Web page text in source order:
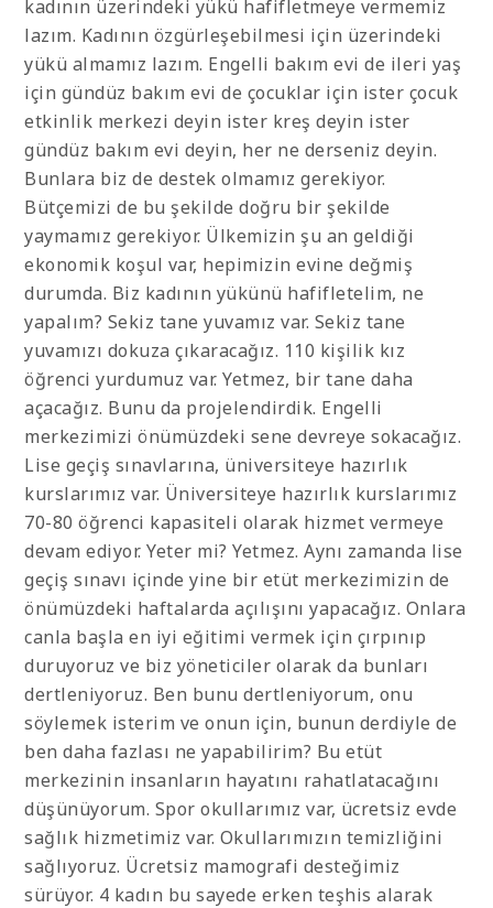
kadının üzerindeki yükü hafifletmeye vermemiz
lazım. Kadının özgürleşebilmesi için üzerindeki
yükü almamız lazım. Engelli bakım evi de ileri yaş
için gündüz bakım evi de çocuklar için ister çocuk
etkinlik merkezi deyin ister kreş deyin ister
gündüz bakım evi deyin, her ne derseniz deyin.
Bunlara biz de destek olmamız gerekiyor.
Bütçemizi de bu şekilde doğru bir şekilde
yaymamız gerekiyor. Ülkemizin şu an geldiği
ekonomik koşul var, hepimizin evine değmiş
durumda. Biz kadının yükünü hafifletelim, ne
yapalım? Sekiz tane yuvamız var. Sekiz tane
yuvamızı dokuza çıkaracağız. 110 kişilik kız
öğrenci yurdumuz var. Yetmez, bir tane daha
açacağız. Bunu da projelendirdik. Engelli
merkezimizi önümüzdeki sene devreye sokacağız.
Lise geçiş sınavlarına, üniversiteye hazırlık
kurslarımız var. Üniversiteye hazırlık kurslarımız
70-80 öğrenci kapasiteli olarak hizmet vermeye
devam ediyor. Yeter mi? Yetmez. Aynı zamanda lise
geçiş sınavı içinde yine bir etüt merkezimizin de
önümüzdeki haftalarda açılışını yapacağız. Onlara
canla başla en iyi eğitimi vermek için çırpınıp
duruyoruz ve biz yöneticiler olarak da bunları
dertleniyoruz. Ben bunu dertleniyorum, onu
söylemek isterim ve onun için, bunun derdiyle de
ben daha fazlası ne yapabilirim? Bu etüt
merkezinin insanların hayatını rahatlatacağını
düşünüyorum. Spor okullarımız var, ücretsiz evde
sağlık hizmetimiz var. Okullarımızın temizliğini
sağlıyoruz. Ücretsiz mamografi desteğimiz
sürüyor. 4 kadın bu sayede erken teşhis alarak